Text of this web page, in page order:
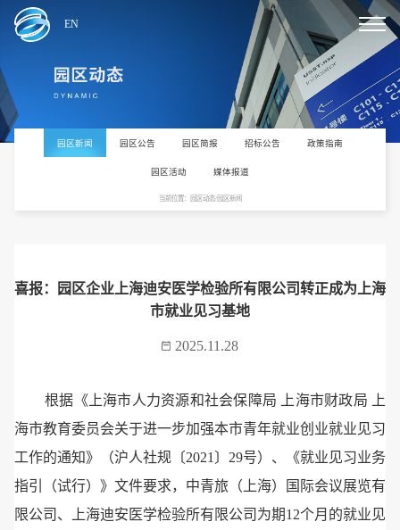
EN
园区新闻 园区公告 园区简报 招标公告 政策指南
园区活动 媒体报道
当前位置：园区动态/园区新闻
喜报：园区企业上海迪安医学检验所有限公司转正成为上海
市就业见习基地
2025.11.28
根据《上海市人力资源和社会保障局 上海市财政局 上
海市教育委员会关于进一步加强本市青年就业创业就业见习
工作的通知》（沪人社规〔2021〕29号）、《就业见习业务
指引（试行）》文件要求，中青旅（上海）国际会议展览有
限公司、上海迪安医学检验所有限公司为期12个月的就业见